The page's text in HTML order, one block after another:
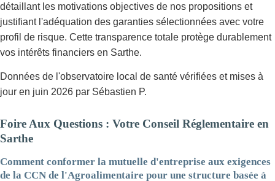
détaillant les motivations objectives de nos propositions et
justifiant l'adéquation des garanties sélectionnées avec votre
profil de risque. Cette transparence totale protège durablement
vos intérêts financiers en Sarthe.
Données de l'observatoire local de santé vérifiées et mises à
jour en juin 2026 par Sébastien P.
Foire Aux Questions : Votre Conseil Réglementaire en
Sarthe
Comment conformer la mutuelle d'entreprise aux exigences
de la CCN de l'Agroalimentaire pour une structure basée à